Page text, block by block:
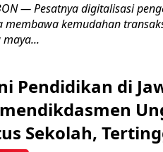
— Pesatnya digitalisasi
membawa kemudahan
Pendidikan di
Sekolah,